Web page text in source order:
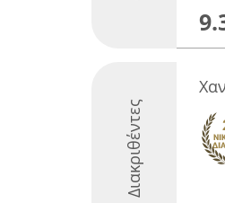
Διακριθέντες